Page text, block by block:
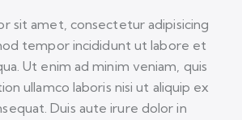
sit amet, consectetur adipisicing
tempor incididunt ut labore et
Ut enim ad minim veniam, quis
ullamco laboris nisi ut aliquip ex
Duis aute irure dolor in